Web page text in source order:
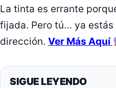
La tinta es errante
fijada. Pero tú… ya
dirección. Ver Más Aquí
SIGUE LEYENDO